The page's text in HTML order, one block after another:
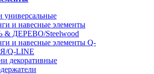
универсальные
и навесные элементы
& ДЕРЕВО/Steelwood
и навесные элементы Q-
Q-LINE
декоративные